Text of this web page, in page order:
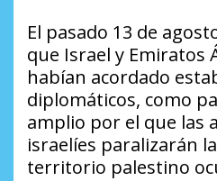
El pasado 13 de
que Israel y Emiratos
habían acordado
diplomáticos, como
amplio por el que las
israelíes paralizarán
territorio palestino